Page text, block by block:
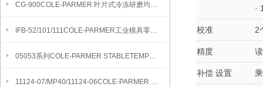
CG-900COLE-PARMER 叶片式冷冻研磨均质机
IFB-52/101/111COLE-PARMER工业模具零件清洁流化沙浴
05053系列COLE-PARMER STABLETEMP真空烘箱
11124-07/MP40/11124-06COLE-PARMER SYMMETRY MB水分测定天平
·
校准 2
精度
补偿 设置